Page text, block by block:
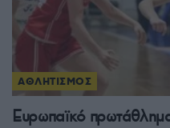
ΑΘΛΗΤΙΣΜΟΣ
Ευρωπαϊκό